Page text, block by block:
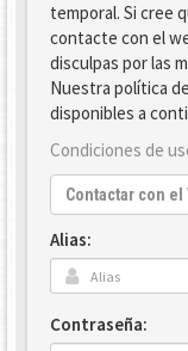
temporal. Si cree
contacte con el
disculpas por las
Nuestra política
disponibles a
Condiciones de
Contactar con el
Alias:
Contraseña: